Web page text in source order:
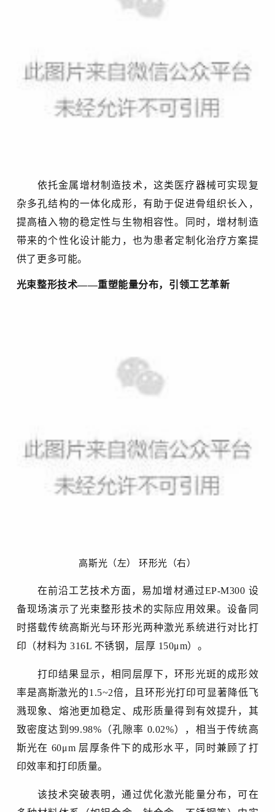
依托金属增材制造技术，这类医疗器械可实现复
杂多孔结构的一体化成形，有助于促进骨组织长入，
提高植入物的稳定性与生物相容性。同时，增材制造
带来的个性化设计能力，也为患者定制化治疗方案提
供了更多可能。
光束整形技术——重塑能量分布，引领工艺革新
高斯光（左） 环形光（右）
在前沿工艺技术方面，易加增材通过EP-M300 设
备现场演示了光束整形技术的实际应用效果。设备同
时搭载传统高斯光与环形光两种激光系统进行对比打
印（材料为 316L 不锈钢，层厚 150μm）。
打印结果显示，相同层厚下，环形光斑的成形效
率是高斯激光的1.5~2倍，且环形光打印可显著降低飞
溅现象 、 熔池更加稳定 、 成形质量得到有效提升， 其
致密度达到 99.98%（孔隙率 0.02%），相当于传统高
斯光在 60μm 层厚条件下的成形水平，
同时兼顾了打
印效率和打印质量。
该技术突破表明，通过优化激光能量分布，可在